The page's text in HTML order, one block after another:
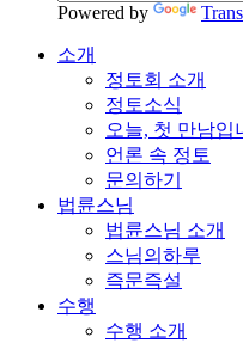
Powered by
소개
정토회 소개
정토소식
오늘, 첫 만남입
언론 속 정토
문의하기
법륜스님
법륜스님 소개
스님의하루
즉문즉설
수행
수행 소개